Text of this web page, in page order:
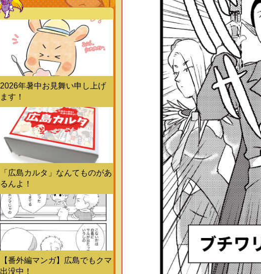
2026年暑中お見舞い申し上げ
ます！
「広島カルタ」なんてものがあ
るんよ！
【番外編マンガ】広島でもクマ
出没中！